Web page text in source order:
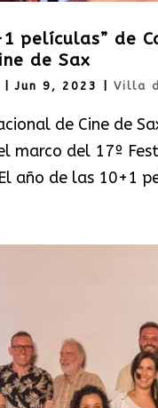
películas” de
de Sax
|Jun 9, 2023 Villa
de Cine de
marco del 17º
año de las 10+1